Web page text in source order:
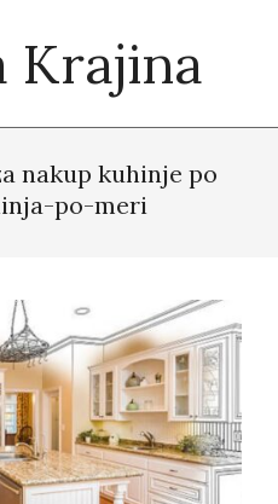
Krajina
nakup kuhinje po
po-meri